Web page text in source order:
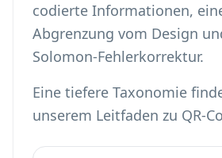
codierte Informationen,
Abgrenzung vom Design
Solomon-Fehlerkorrektur.
Eine tiefere Taxonomie
unserem Leitfaden zu QR-